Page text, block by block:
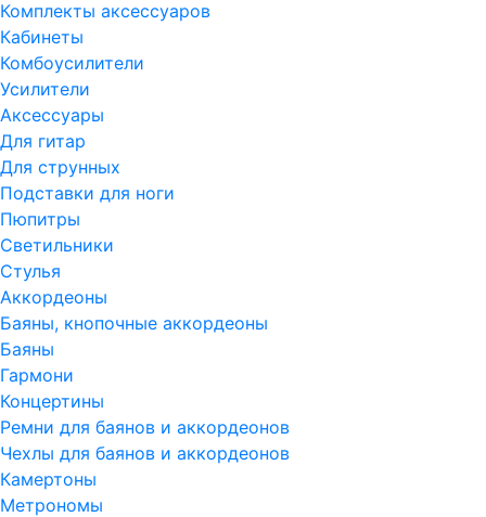
Комплекты аксессуаров
Кабинеты
Комбоусилители
Усилители
Аксессуары
Для гитар
Для струнных
Подставки для ноги
Пюпитры
Светильники
Стулья
Аккордеоны
Баяны, кнопочные аккордеоны
Баяны
Гармони
Концертины
Ремни для баянов и аккордеонов
Чехлы для баянов и аккордеонов
Камертоны
Метрономы